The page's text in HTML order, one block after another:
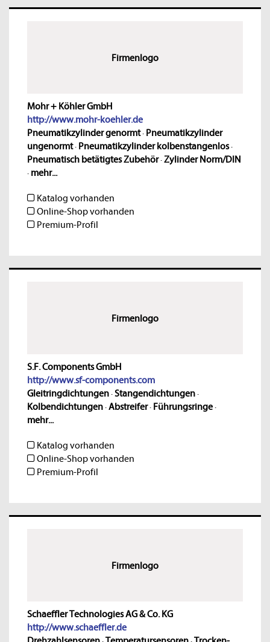
Firmenlogo
Mohr + Köhler GmbH
http://www.mohr-koehler.de
Pneumatikzylinder genormt· Pneumatikzylinder
ungenormt· Pneumatikzylinder kolbenstangenlos·
Pneumatisch betätigtes Zubehör·Zylinder Norm/DIN
· mehr...
Katalog vorhanden
Online-Shop vorhanden
Premium-Profil
Firmenlogo
S.F. Components GmbH
http://www.sf-components.com
Gleitringdichtungen·Stangendichtungen·
Kolbendichtungen·Abstreifer· Führungsringe·
mehr...
Katalog vorhanden
Online-Shop vorhanden
Premium-Profil
Firmenlogo
Schaeffler Technologies AG & Co. KG
http://www.schaeffler.de